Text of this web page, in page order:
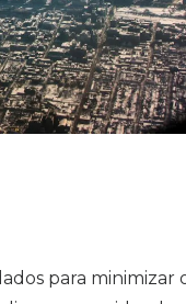
para minimizar